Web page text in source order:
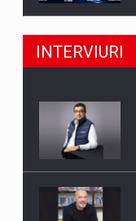
INTERVIURI